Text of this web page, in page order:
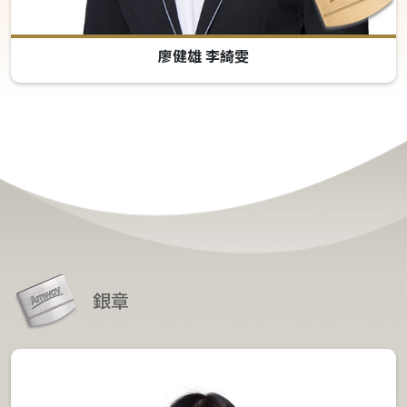
廖健雄 李綺雯
銀章